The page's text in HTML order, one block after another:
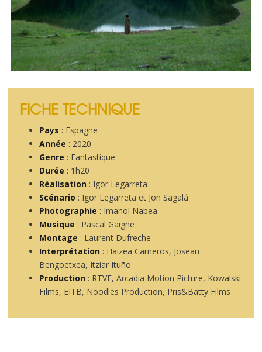
FICHE TECHNIQUE
Pays : Espagne
Année : 2020
Genre : Fantastique
Durée : 1h20
Réalisation: Igor Legarreta
Scénario : Igor Legarreta et Jon Sagalá
Photographie : Imanol Nabea
Musique : Pascal Gaigne
Montage : Laurent Dufreche
Interprétation: Haizea Carneros, Josean
Bengoetxea, Itziar Ituño
Production: RTVE, Arcadia Motion Picture, Kowalski
Films, EITB, Noodles Production, Pris&Batty Films